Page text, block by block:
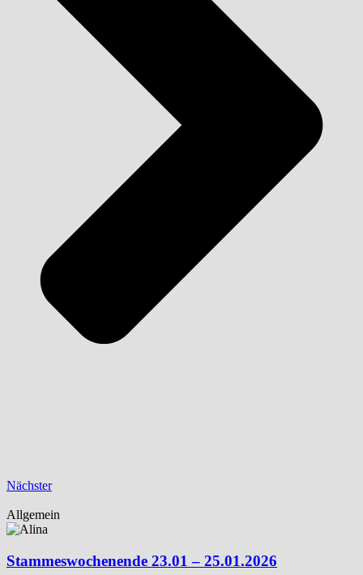
Nächster
Allgemein
Stammeswochenende 23.01 – 25.01.2026